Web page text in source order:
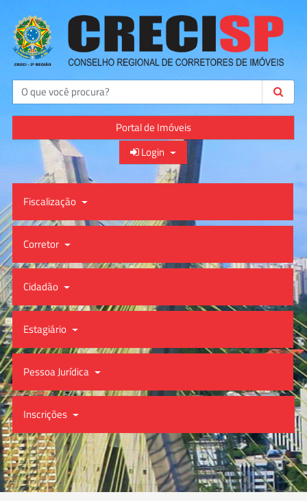
Buscar
Portal de Imóveis
Login
Fiscalização
Corretor
Cidadão
Estagiário
Pessoa Jurídica
Inscrições